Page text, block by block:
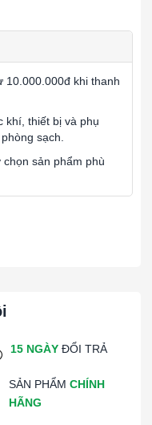
15 NGÀY ĐỔI TRẢ
SẢN PHẨMCHÍNH
HÃNG
10.000.000đ khi thanh
khí, thiết bị và phụ
sạch.
sản phẩm phù